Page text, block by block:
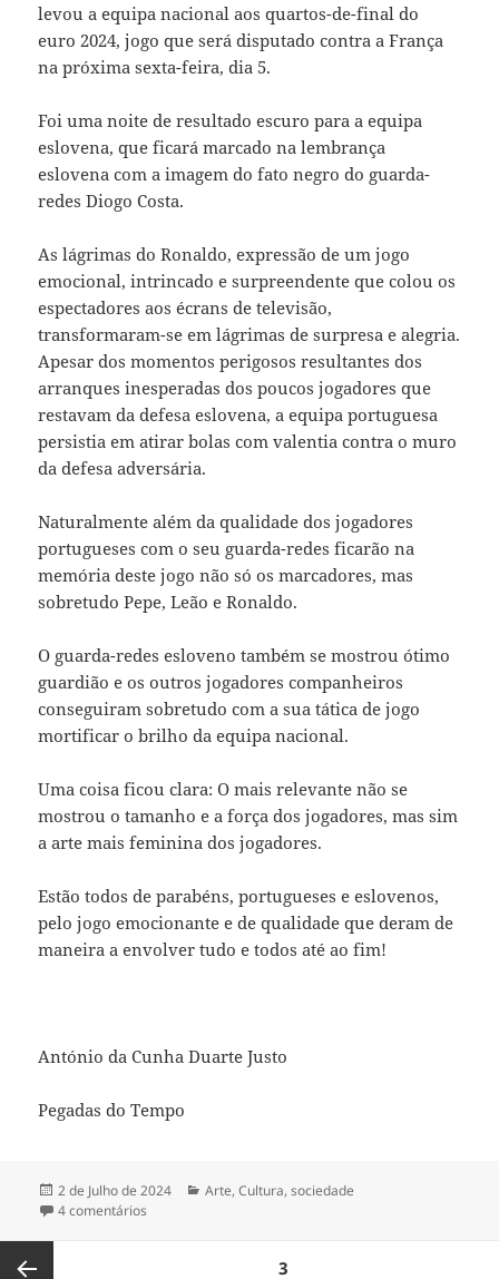
levou a equipa nacional aos quartos-de-final do
euro 2024, jogo que será disputado contra a França
na próxima sexta-feira, dia 5.
Foi uma noite de resultado escuro para a equipa
eslovena, que ficará marcado na lembrança
eslovena com a imagem do fato negro do guarda-
redes Diogo Costa.
As lágrimas do Ronaldo, expressão de um jogo
emocional, intrincado e surpreendente que colou os
espectadores aos écrans de televisão,
transformaram-se em lágrimas de surpresa e alegria.
Apesar dos momentos perigosos resultantes dos
arranques inesperadas dos poucos jogadores que
restavam da defesa eslovena, a equipa portuguesa
persistia em atirar bolas com valentia contra o muro
da defesa adversária.
Naturalmente além da qualidade dos jogadores
portugueses com o seu guarda-redes ficarão na
memória deste jogo não só os marcadores, mas
sobretudo Pepe, Leão e Ronaldo.
O guarda-redes esloveno também se mostrou ótimo
guardião e os outros jogadores companheiros
conseguiram sobretudo com a sua tática de jogo
mortificar o brilho da equipa nacional.
Uma coisa ficou clara: O mais relevante não se
mostrou o tamanho e a força dos jogadores, mas sim
a arte mais feminina dos jogadores.
Estão todos de parabéns, portugueses e eslovenos,
pelo jogo emocionante e de qualidade que deram de
maneira a envolver tudo e todos até ao fim!
António da Cunha Duarte Justo
Pegadas do Tempo
Publicado
a
2 de Julho de 2024 Categorias
Arte,Cultura,sociedade
4 comentários
3